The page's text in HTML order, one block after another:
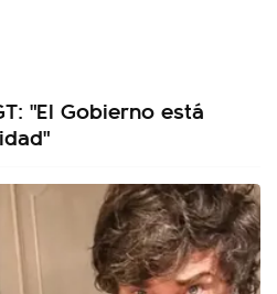
"El Gobierno está